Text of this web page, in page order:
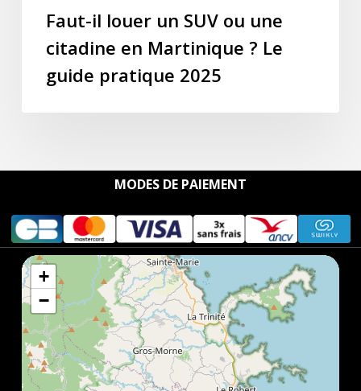
guide
pratique
Faut-il louer un SUV ou une
citadine en Martinique ? Le
guide pratique 2025
MODES DE PAIEMENT
+
−